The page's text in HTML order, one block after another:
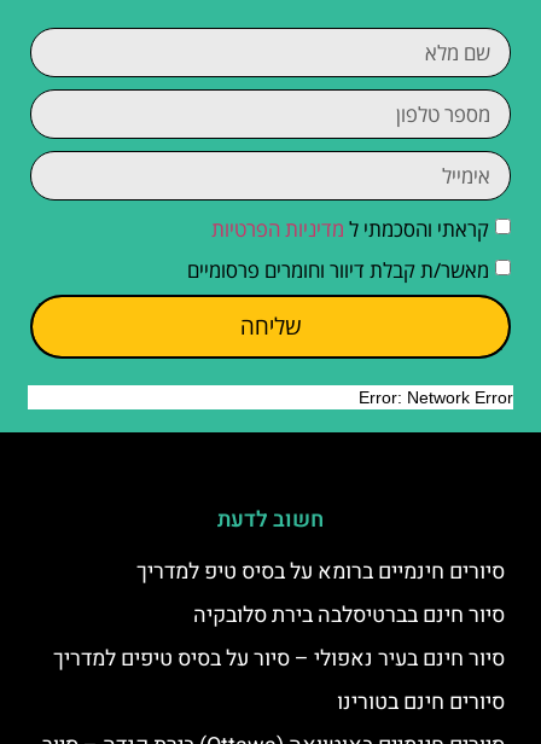
קראתי והסכמתי ל מדיניות הפרטיות
מאשר/ת קבלת דיוור וחומרים פרסומיים
שליחה
חשוב לדעת
סיורים חינמיים ברומא על בסיס טיפ למדריך
סיור חינם בברטיסלבה בירת סלובקיה
סיור חינם בעיר נאפולי – סיור על בסיס טיפים למדריך
סיורים חינם בטורינו